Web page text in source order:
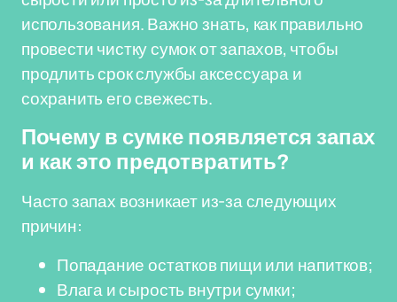
использования. Важно знать, как правильно
провести чистку сумок от запахов, чтобы
продлить срок службы аксессуара и
сохранить его свежесть.
Почему в сумке появляется запах
и как это предотвратить?
Часто запах возникает из-за следующих
причин:
Попадание остатков пищи или напитков;
Влага и сырость внутри сумки;